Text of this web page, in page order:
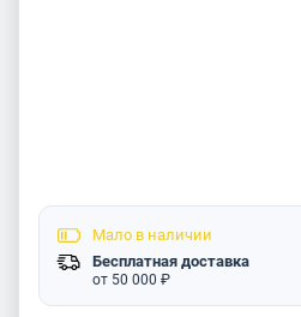
Мало в наличии
Бесплатная доставка
от 50 000 ₽